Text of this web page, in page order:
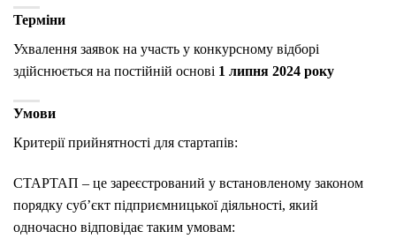
Терміни
Ухвалення заявок на участь у конкурсному відборі
здійснюється на постійній основі 1 липня 2024 року
Умови
Критерії прийнятності для стартапів:
CТАРТАП – це зареєстрований у встановленому законом
порядку суб’єкт підприємницької діяльності, який
одночасно відповідає таким умовам: